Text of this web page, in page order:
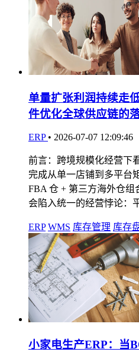
单量扩张利润持续走
件优化全球供应链的
ERP • 2026-07-07 12:09:46
前言：跨境规模化经营下
完成从单一店铺到多平台
FBA 仓 + 第三方海外仓
会陷入统一的经营悖论：
ERP WMS 库存管理 库存
小家电生产ERP：当